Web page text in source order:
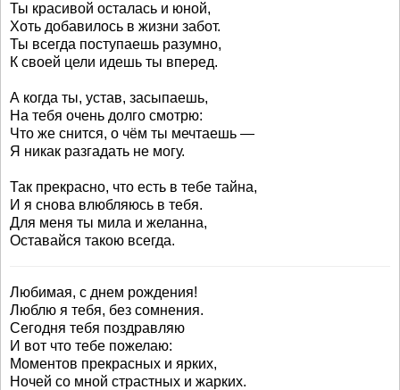
Ты красивой осталась и юной,
Хоть добавилось в жизни забот.
Ты всегда поступаешь разумно,
К своей цели идешь ты вперед.
А когда ты, устав, засыпаешь,
На тебя очень долго смотрю:
Что же снится, о чём ты мечтаешь —
Я никак разгадать не могу.
Так прекрасно, что есть в тебе тайна,
И я снова влюбляюсь в тебя.
Для меня ты мила и желанна,
Оставайся такою всегда.
Любимая, с днем рождения!
Люблю я тебя, без сомнения.
Сегодня тебя поздравляю
И вот что тебе пожелаю:
Моментов прекрасных и ярких,
Ночей со мной страстных и жарких.